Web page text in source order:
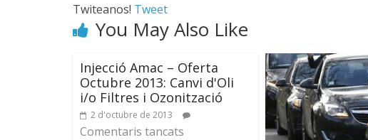
Twiteanos! Tweet
You May Also Like
Injecció Amac – Oferta
Octubre 2013: Canvi d'Oli
i/o Filtres i Ozonització
2 d'octubre de 2013
Comentaris tancats